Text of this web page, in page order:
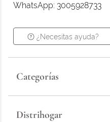
WhatsApp: 3005928733
¿Necesitas ayuda?
Categorías
Distrihogar